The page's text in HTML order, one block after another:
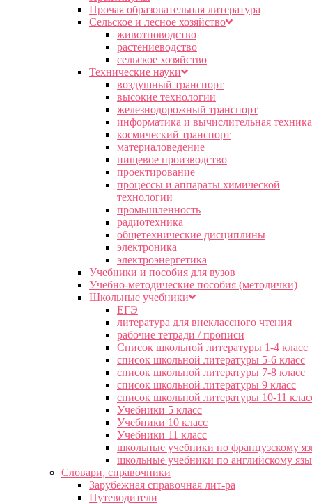
Прочая образовательная литература
Сельское и лесное хозяйство
животноводство
растениеводство
сельское хозяйство
Технические науки
воздушный транспорт
высокие технологии
железнодорожный транспорт
информатика и вычислительная техника
космический транспорт
материаловедение
пищевое производство
проектирование
процессы и аппараты химической
технологии
промышленность
радиотехника
общетехнические дисциплины
электроника
электроэнергетика
Учебники и пособия для вузов
Учебно-методические пособия (методички)
Школьные учебники
ЕГЭ
литература для внеклассного чтения
рабочие тетради / прописи
Список школьной литературы 1-4 класс
список школьной литературы 5-6 класс
список школьной литературы 7-8 класс
список школьной литературы 9 класс
список школьной литературы 10-11
Учебники 5 класс
Учебники 10 класс
Учебники 11 класс
школьные учебники по французскому
школьные учебники по английскому
Словари, справочники
Зарубежная справочная лит-ра
Путеводители